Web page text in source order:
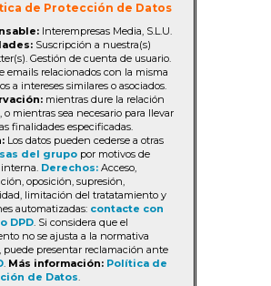
de Protección de Datos
Interempresas Media, S.L.U.
Suscripción a nuestra(s)
Gestión de cuenta de usuario.
emails relacionados con la misma
a intereses similares o asociados.
mientras dure la relación
o mientras sea necesario para llevar
finalidades especificadas.
Los datos pueden cederse a otras
del grupo por motivos de
Derechos: Acceso,
oposición, supresión,
limitación del tratatamiento y
automatizadas: contacte con
DPD. Si considera que el
no se ajusta a la normativa
puede presentar reclamación ante
. Más información: Política de
de Datos.